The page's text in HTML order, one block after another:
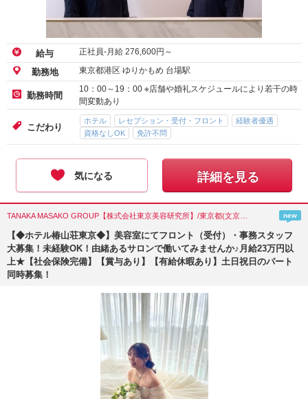
給与 正社員-月給 276,600円～
勤務地 東京都港区 ゆりかもめ 台場駅
勤務時間
10：00～19：00 ※店舗や婚礼スケジュールにより若干の時
間変動あり
こだわり
ホテル レセプション・受付・フロント
経験者優遇
資格なしOK
免許不問
気になる 詳細を見る
new
【◆ホテル椿山荘東京◆】美容室にてフロント（受付）・事務スタッフ
大募集！未経験OK！由緒あるサロンで働いてみませんか♪月給23万円以
上★【社会保険完備】【賞与あり】【有給休暇あり】土日祝日のパート
同時募集！